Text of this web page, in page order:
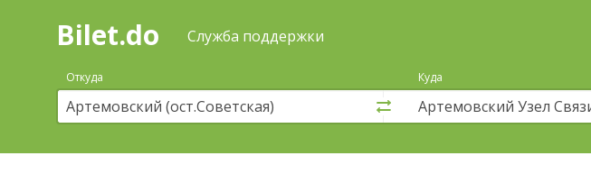
Поиск
покупка
билетов
автобус
онлайн
Bilet.do Служба поддержки
Откуда Куда